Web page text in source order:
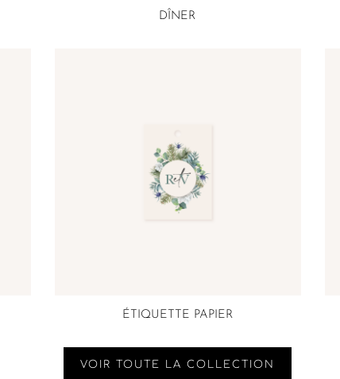
DÎNER
ÉTIQUETTE PAPIER
VOIR TOUTE LA COLLECTION